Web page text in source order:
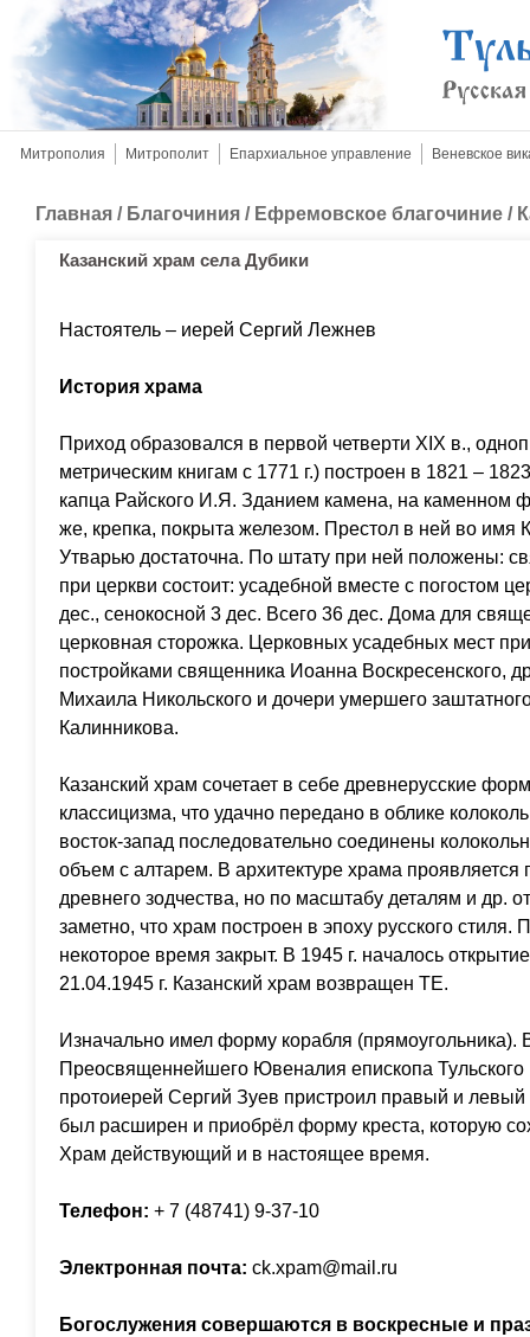
Митрополия Митрополит Епархиальное управление Веневское
Главная / Благочиния / Ефремовское благочиние /
Казанский храм села Дубики
Настоятель – иерей Сергий Лежнев
История храма
Приход образовался в первой четверти XIX в.,
метрическим книгам с 1771 г.) построен в 1821 –
капца Райского И.Я. Зданием камена, на каменном
же, крепка, покрыта железом. Престол в ней во имя
Утварью достаточна. По штату при ней положены:
при церкви состоит: усадебной вместе с погостом
дес., сенокосной 3 дес. Всего 36 дес. Дома для
церковная сторожка. Церковных усадебных мест
постройками священника Иоанна Воскресенского,
Михаила Никольского и дочери умершего
Калинникова.
Казанский храм сочетает в себе древнерусские
классицизма, что удачно передано в облике
восток-запад последовательно соединены
объем с алтарем. В архитектуре храма проявляется
древнего зодчества, но по масштабу деталям и др.
заметно, что храм построен в эпоху русского
некоторое время закрыт. В 1945 г. началось
21.04.1945 г. Казанский храм возвращен ТЕ.
Изначально имел форму корабля (прямоугольника).
Преосвященнейшего Ювеналия епископа Тульского
протоиерей Сергий Зуев пристроил правый и
был расширен и приобрёл форму креста, которую
Храм действующий и в настоящее время.
Телефон: + 7 (48741) 9-37-10
Электронная почта: ck.xpam@mail.ru
Богослужения совершаются в воскресные и